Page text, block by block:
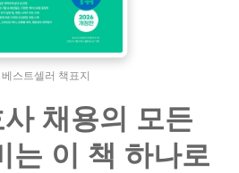
스트셀러 책표지
채용의 모든
는 이 책 하나로